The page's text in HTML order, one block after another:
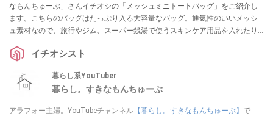
なもんちゅーぶ」さんイチオシの「メッシュミニトートバッグ」をご紹介し
ます。こちらのバッグはたっぷり入る大容量なバッグ。通気性のいいメッシ
ュ素材なので、旅行やジム、スーパー銭湯で使うスキンケア用品を入れたり
イチオシスト
暮らし系YouTuber
暮らし。すきなもんちゅーぶ
アラフォー主婦。YouTubeチャンネル 【暮らし。すきなもんちゅーぶ】 で